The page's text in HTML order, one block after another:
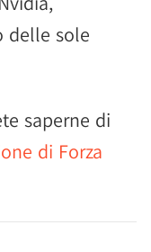
delle sole
saperne di
di Forza